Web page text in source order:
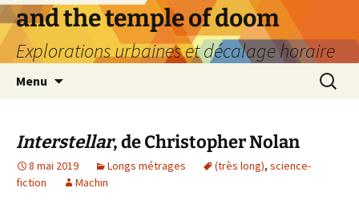
Aller
au
contenu
and the temple of doom
Explorations urbaines et décalage horaire
Menu
Interstellar, de Christopher Nolan
8 mai 2019 Longs métrages (très long), science-
fiction
Machin